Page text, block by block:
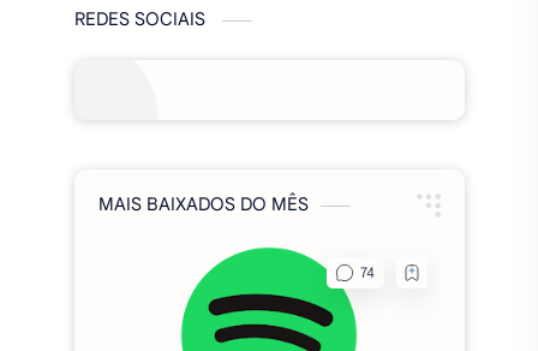
REDES SOCIAIS
MAIS BAIXADOS DO MÊS